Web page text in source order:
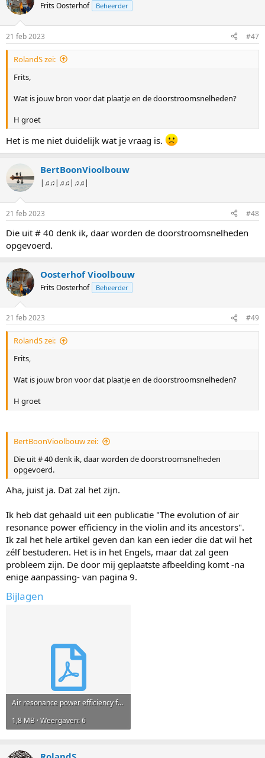
Frits Oosterhof Beheerder
21 feb 2023 #47
RolandS zei:
Frits,
Wat is jouw bron voor dat plaatje en de doorstroomsnelheden?
H groet
Het is me niet duidelijk wat je vraag is.
BertBoonVioolbouw
|♫♫|♫♫|♫♫|
21 feb 2023 #48
Die uit # 40 denk ik, daar worden de doorstroomsnelheden
opgevoerd.
Oosterhof Vioolbouw
Frits Oosterhof Beheerder
21 feb 2023 #49
RolandS zei:
Frits,
Wat is jouw bron voor dat plaatje en de doorstroomsnelheden?
H groet
BertBoonVioolbouw zei:
Die uit # 40 denk ik, daar worden de doorstroomsnelheden
opgevoerd.
Aha, juist ja. Dat zal het zijn.
Ik heb dat gehaald uit een publicatie "The evolution of air
resonance power efficiency in the violin and its ancestors".
Ik zal het hele artikel geven dan kan een ieder die dat wil het
zélf bestuderen. Het is in het Engels, maar dat zal geen
probleem zijn. De door mij geplaatste afbeelding komt -na
enige aanpassing- van pagina 9.
Bijlagen
Air resonance power efficiency f-holes.pdf
1,8 MB · Weergaven: 6